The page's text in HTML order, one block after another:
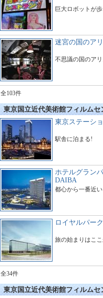
巨大ロボットが
迷宮の国のア
不思議の国のア
全103件
東京国立近代美術館フィルム
東京ステーシ
駅舎に泊まる!
ホテルグラン
DAIBA
都心から一番近
ロイヤルパー
旅の始まりはここ
全34件
東京国立近代美術館フィルム